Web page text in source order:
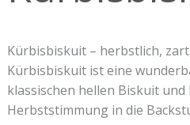
Kürbisbiskuit – herbstlich,
Kürbisbiskuit ist eine
klassischen hellen Biskuit
Herbststimmung in die